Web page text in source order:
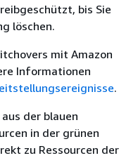
bis Sie
löschen.
mit Amazon
Informationen
.
der blauen
in der grünen
zu Ressourcen der